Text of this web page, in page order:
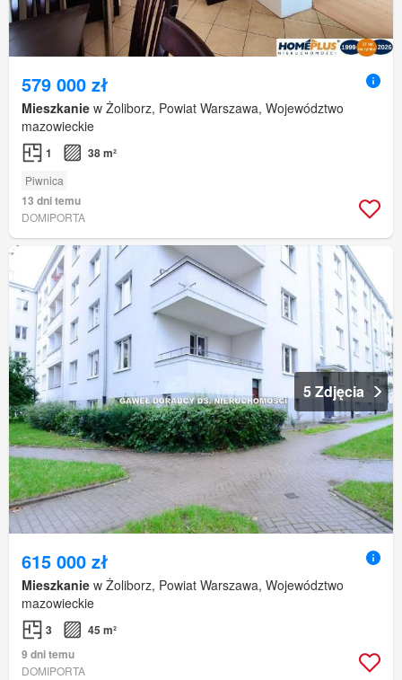
579 000 zł
Mieszkanie w Żoliborz, Powiat Warszawa, Województwo
mazowieckie
1 38 m²
Piwnica
13 dni temu
DOMIPORTA
5 Zdjęcia
615 000 zł
Mieszkanie w Żoliborz, Powiat Warszawa, Województwo
mazowieckie
3
45 m²
9 dni temu
DOMIPORTA